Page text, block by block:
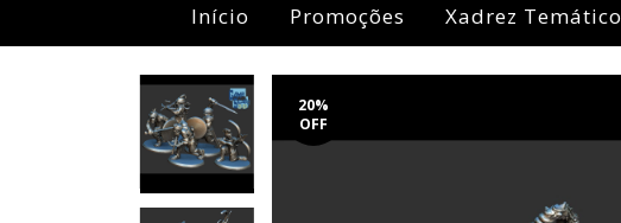
Início Promoções Xadrez Temático
20%
OFF